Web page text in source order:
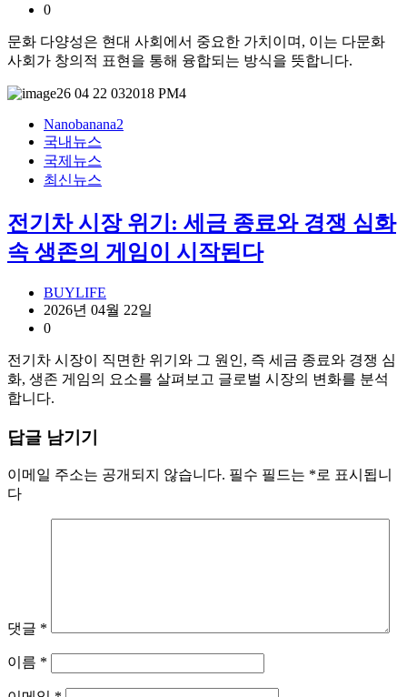
0
문화 다양성은 현대 사회에서 중요한 가치이며, 이는 다문화
사회가 창의적 표현을 통해 융합되는 방식을 뜻합니다.
Nanobanana2
국내뉴스
국제뉴스
최신뉴스
전기차 시장 위기: 세금 종료와 경쟁 심화
속 생존의 게임이 시작된다
BUYLIFE
2026년 04월 22일
0
전기차 시장이 직면한 위기와 그 원인, 즉 세금 종료와 경쟁 심
화, 생존 게임의 요소를 살펴보고 글로벌 시장의 변화를 분석
합니다.
답글 남기기
이메일 주소는 공개되지 않습니다. 필수 필드는 *로 표시됩니
다
댓글 *
이름 *